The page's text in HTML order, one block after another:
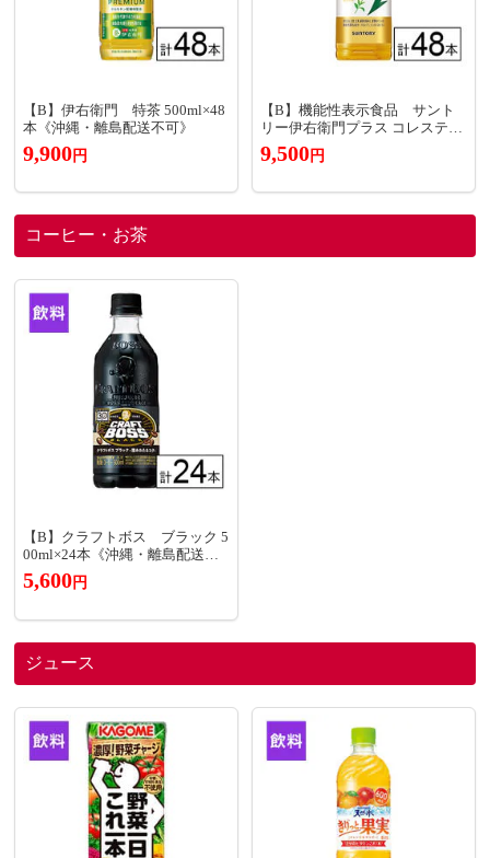
【B】伊右衛門 特茶 500ml×48
本《沖縄・離島配送不可》
9,900円
【B】機能性表示食品 サント
リー伊右衛門プラス コレステロ
ール対策 500ml×48本《沖縄・離
島配送不可》
9,500円
コーヒー・お茶
【B】クラフトボス ブラック 5
00ml×24本《沖縄・離島配送不
可》
5,600円
ジュース